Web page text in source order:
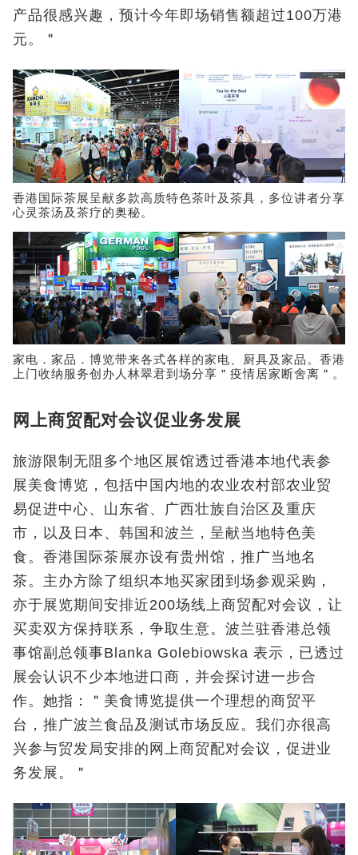
产品很感兴趣，预计今年即场销售额超过100万港
元。＂
香港国际茶展呈献多款高质特色茶叶及茶具，多位讲者分享
心灵茶汤及茶疗的奥秘。
家电．家品．博览带来各式各样的家电、厨具及家品。香港
上门收纳服务创办人林翠君到场分享＂疫情居家断舍离＂。
网上商贸配对会议促业务发展
旅游限制无阻多个地区展馆透过香港本地代表参
展美食博览，包括中国内地的农业农村部农业贸
易促进中心、山东省、广西壮族自治区及重庆
市，以及日本、韩国和波兰，呈献当地特色美
食。香港国际茶展亦设有贵州馆，推广当地名
茶。主办方除了组织本地买家团到场参观采购，
亦于展览期间安排近200场线上商贸配对会议，让
买卖双方保持联系，争取生意。波兰驻香港总领
事馆副总领事Blanka Golebiowska 表示，已透过
展会认识不少本地进口商，并会探讨进一步合
作。她指：＂美食博览提供一个理想的商贸平
台，推广波兰食品及测试市场反应。我们亦很高
兴参与贸发局安排的网上商贸配对会议，促进业
务发展。＂